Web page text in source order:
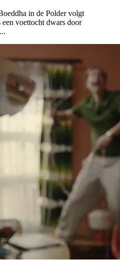
in de Polder volgt
voettocht dwars door